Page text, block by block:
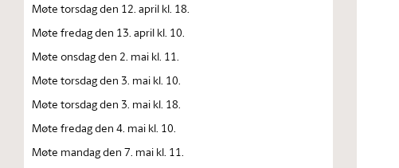
Møte torsdag den 12. april kl. 18.
Møte fredag den 13. april kl. 10.
Møte onsdag den 2. mai kl. 11.
Møte torsdag den 3. mai kl. 10.
Møte torsdag den 3. mai kl. 18.
Møte fredag den 4. mai kl. 10.
Møte mandag den 7. mai kl. 11.